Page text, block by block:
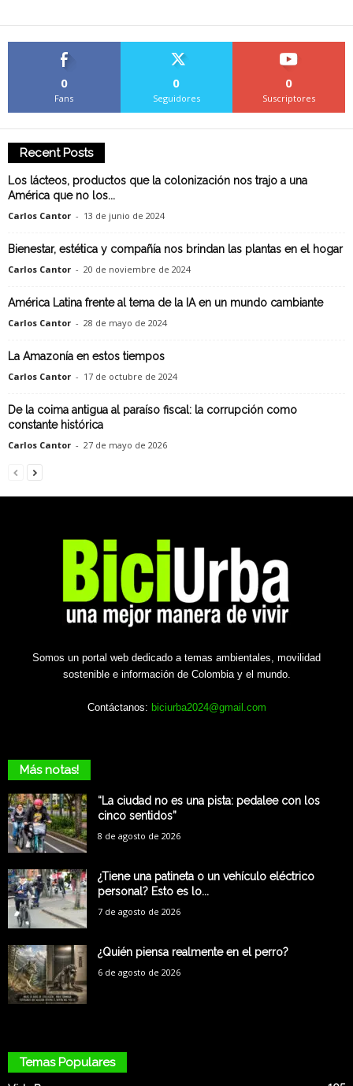
0
Fans
0
Seguidores
0
Suscriptores
Recent Posts
Los lácteos, productos que la colonización nos trajo a una
América que no los...
Carlos Cantor - 13 de junio de 2024
Bienestar, estética y compañía nos brindan las plantas en el hogar
Carlos Cantor - 20 de noviembre de 2024
América Latina frente al tema de la IA en un mundo cambiante
Carlos Cantor - 28 de mayo de 2024
La Amazonía en estos tiempos
Carlos Cantor - 17 de octubre de 2024
De la coima antigua al paraíso fiscal: la corrupción como
constante histórica
Carlos Cantor - 27 de mayo de 2026
Somos un portal web dedicado a temas ambientales, movilidad
sostenible e información de Colombia y el mundo.
Contáctanos: biciurba2024@gmail.com
Más notas!
“La ciudad no es una pista: pedalee con los
cinco sentidos”
8 de agosto de 2026
¿Tiene una patineta o un vehículo eléctrico
personal? Esto es lo...
7 de agosto de 2026
¿Quién piensa realmente en el perro?
6 de agosto de 2026
Temas Populares